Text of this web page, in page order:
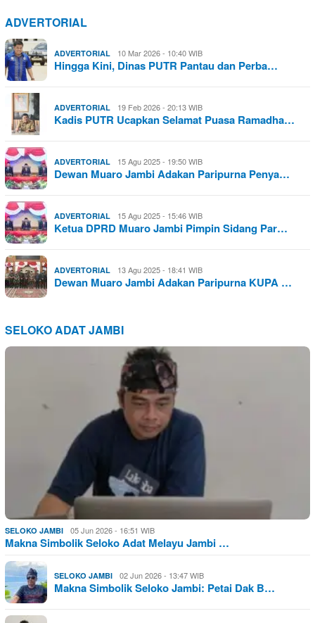
ADVERTORIAL
ADVERTORIAL 10 Mar 2026 - 10:40 WIB
Hingga Kini, Dinas PUTR Pantau dan Perba…
ADVERTORIAL 19 Feb 2026 - 20:13 WIB
Kadis PUTR Ucapkan Selamat Puasa Ramadha…
ADVERTORIAL 15 Agu 2025 - 19:50 WIB
Dewan Muaro Jambi Adakan Paripurna Penya…
ADVERTORIAL 15 Agu 2025 - 15:46 WIB
Ketua DPRD Muaro Jambi Pimpin Sidang Par…
ADVERTORIAL 13 Agu 2025 - 18:41 WIB
Dewan Muaro Jambi Adakan Paripurna KUPA …
SELOKO ADAT JAMBI
SELOKO JAMBI 05 Jun 2026 - 16:51 WIB
Makna Simbolik Seloko Adat Melayu Jambi …
SELOKO JAMBI 02 Jun 2026 - 13:47 WIB
Makna Simbolik Seloko Jambi: Petai Dak B…